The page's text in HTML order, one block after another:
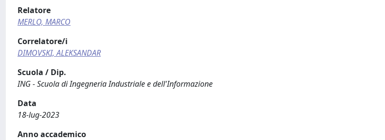
Relatore
MERLO, MARCO
Correlatore/i
DIMOVSKI, ALEKSANDAR
Scuola / Dip.
ING - Scuola di Ingegneria Industriale e dell'Informazione
Data
18-lug-2023
Anno accademico